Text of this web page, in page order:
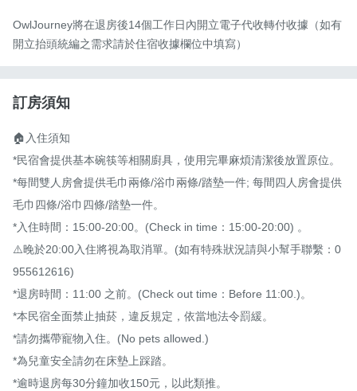
OwlJourney將在退房後14個工作日內開立電子代收轉付收據（如有
開立抬頭統編之需求請於住宿收據欄位中填寫）
訂房須知
🏠入住須知
*民宿會提供基本碗筷等相關廚具，使用完畢麻煩清潔後放置原位。
*每間雙人房會提供毛巾兩條/浴巾兩條/踏墊一件; 每間四人房會提供
毛巾四條/浴巾四條/踏墊一件。
*入住時間：15:00-20:00。(Check in time：15:00-20:00) 。
⚠️晚於20:00入住將視為取消單。(如有特殊狀況請與小幫手聯繫：0
955612616)
*退房時間：11:00 之前。(Check out time：Before 11:00.)。
*本民宿全面禁止抽菸，違反規定，依當地法令罰緩。
*請勿攜帶寵物入住。(No pets allowed.)
*為兒童安全請勿在床墊上踩踏。
*逾時退房每30分鐘加收150元，以此類推。